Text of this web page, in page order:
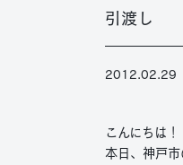
引渡し
2012.02.29
こんにちは
本日、神戸市